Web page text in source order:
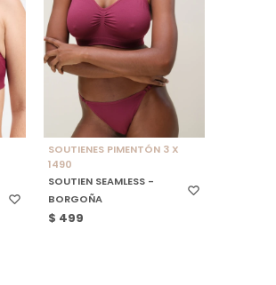
SELECCIONAR TALLE
SOUTIENES PIMENTÓN 3 X
1490
SOUTIEN SEAMLESS -
BORGOÑA
$ 499